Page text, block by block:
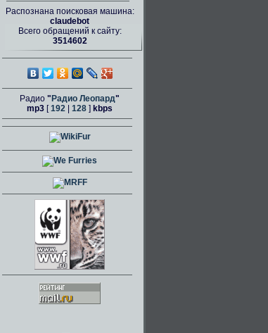
Распознана поисковая машина:
claudebot
Всего обращений к сайту:
3514602
Радио " Радио Леопард"
mp3 [192 128 ] kbps